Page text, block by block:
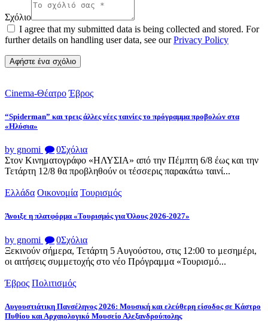
Σχόλιο
I agree that my submitted data is being collected and stored. For
further details on handling user data, see ourPrivacy Policy
Cinema-Θέατρο Έβρος
“Spiderman” και τρεις άλλες νέες ταινίες το πρόγραμμα προβολών στα
«Ηλύσια»
by gnomi 0Σχόλια
Στον Κινηματογράφο «ΗΛΥΣΙΑ» από την Πέμπτη 6/8 έως και την
Τετάρτη 12/8 θα προβληθούν οι τέσσερις παρακάτω ταινί...
Ελλάδα Οικονομία Τουρισμός
Άνοιξε η πλατφόρμα «Τουρισμός για Όλους 2026-2027»
by gnomi 0Σχόλια
Ξεκινούν σήμερα, Τετάρτη 5 Αυγούστου, στις 12:00 το μεσημέρι,
οι αιτήσεις συμμετοχής στο νέο Πρόγραμμα «Τουρισμό...
Έβρος Πολιτισμός
Αυγουστιάτικη Πανσέληνος 2026: Μουσική και ελεύθερη είσοδος σε Κάστρο
Πυθίου και Αρχαιολογικό Μουσείο Αλεξανδρούπολης